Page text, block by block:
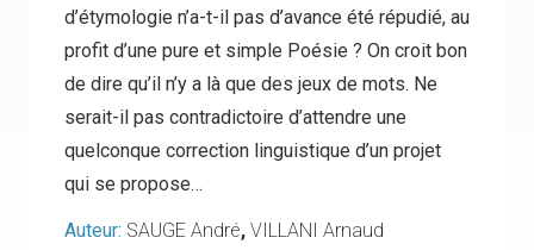
d’étymologie n’a-t-il pas d’avance été répudié, au
profit d’une pure et simple Poésie ? On croit bon
de dire qu’il n’y a là que des jeux de mots. Ne
serait-il pas contradictoire d’attendre une
quelconque correction linguistique d’un projet
qui se propose…
Auteur: SAUGE André, VILLANI Arnaud